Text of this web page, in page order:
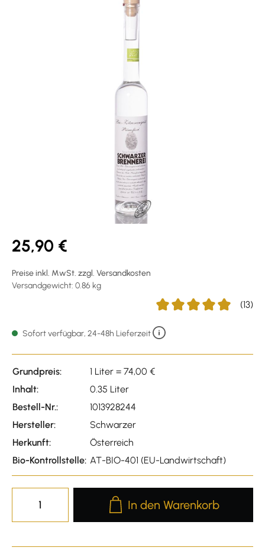
25,90 €
Preise inkl. MwSt. zzgl. Versandkosten
Versandgewicht: 0.86 kg
(13)
Sofort verfügbar, 24-48h Lieferzeit
Grundpreis:
1 Liter = 74,00 €
Inhalt:
0.35 Liter
Bestell-Nr.:
1013928244
Hersteller:
Schwarzer
Herkunft:
Österreich
Bio-Kontrollstelle: AT-BIO-401 (EU-Landwirtschaft)
Produkt Anzahl: Gib den
In den Warenkorb